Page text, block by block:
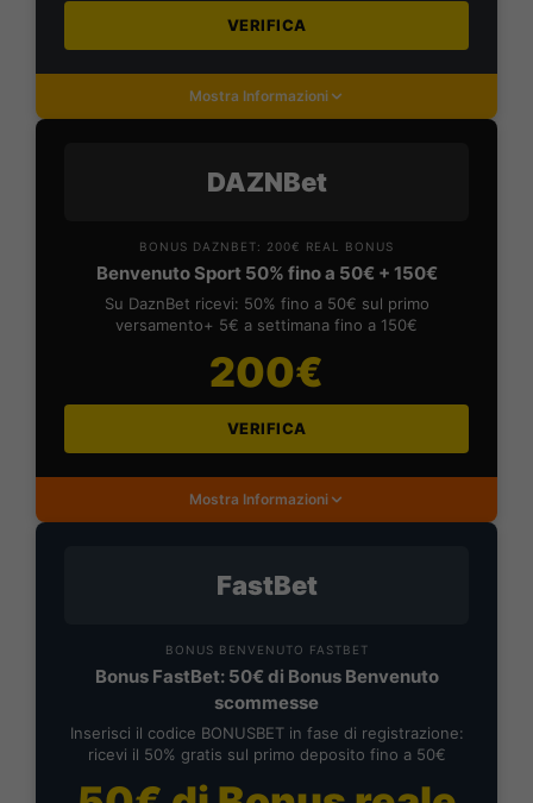
VERIFICA
Mostra Informazioni
DAZNBet
BONUS DAZNBET: 200€ REAL BONUS
Benvenuto Sport 50% fino a 50€ + 150€
Su DaznBet ricevi: 50% fino a 50€ sul primo
versamento+ 5€ a settimana fino a 150€
200€
VERIFICA
Mostra Informazioni
FastBet
BONUS BENVENUTO FASTBET
Bonus FastBet: 50€ di Bonus Benvenuto
scommesse
Inserisci il codice BONUSBET in fase di registrazione:
ricevi il 50% gratis sul primo deposito fino a 50€